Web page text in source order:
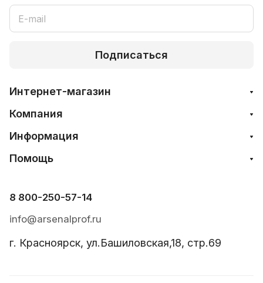
Подписаться
Интернет-магазин
Компания
Информация
Помощь
8 800-250-57-14
info@arsenalprof.ru
г. Красноярск, ул.Башиловская,18, стр.69